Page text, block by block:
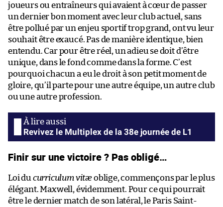
joueurs ou entraîneurs qui avaient à cœur de passer
un dernier bon moment avec leur club actuel, sans
être pollué par un enjeu sportif trop grand, ont vu leur
souhait être exaucé. Pas de manière identique, bien
entendu. Car pour être réel, un adieu se doit d’être
unique, dans le fond comme dans la forme. C’est
pourquoi chacun a eu le droit à son petit moment de
gloire, qu’il parte pour une autre équipe, un autre club
ou une autre profession.
Revivez le Multiplex de la 38e journée de L1
Finir sur une victoire ? Pas obligé…
Loi du curriculum vitæoblige, commençons par le plus
élégant. Maxwell, évidemment. Pour ce qui pourrait
être le dernier match de son latéral, le Paris Saint-